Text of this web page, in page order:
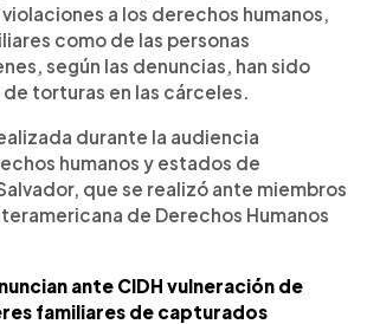
a los derechos humanos,
como de las personas
según las denuncias, han sido
torturas en las cárceles.
durante la audiencia
humanos y estados de
que se realizó ante miembros
de Derechos Humanos
ante CIDH vulneración de
familiares de capturados